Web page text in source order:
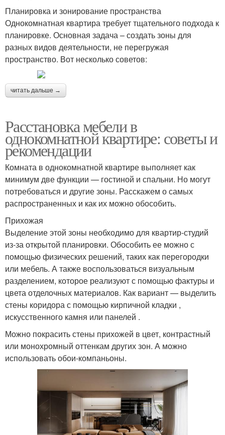
Планировка и зонирование пространства
Однокомнатная квартира требует тщательного подхода к
планировке. Основная задача – создать зоны для
разных видов деятельности, не перегружая
пространство. Вот несколько советов:
читать дальше →
Расстановка мебели в
однокомнатной квартире: советы и
рекомендации
Комната в однокомнатной квартире выполняет как
минимум две функции — гостиной и спальни. Но могут
потребоваться и другие зоны. Расскажем о самых
распространенных и как их можно обособить.
Прихожая
Выделение этой зоны необходимо для квартир-студий
из-за открытой планировки. Обособить ее можно с
помощью физических решений, таких как перегородки
или мебель. А также воспользоваться визуальным
разделением, которое реализуют с помощью фактуры и
цвета отделочных материалов. Как вариант — выделить
стены коридора с помощью кирпичной кладки ,
искусственного камня или панелей .
Можно покрасить стены прихожей в цвет, контрастный
или монохромный оттенкам других зон. А можно
использовать обои-компаньоны.